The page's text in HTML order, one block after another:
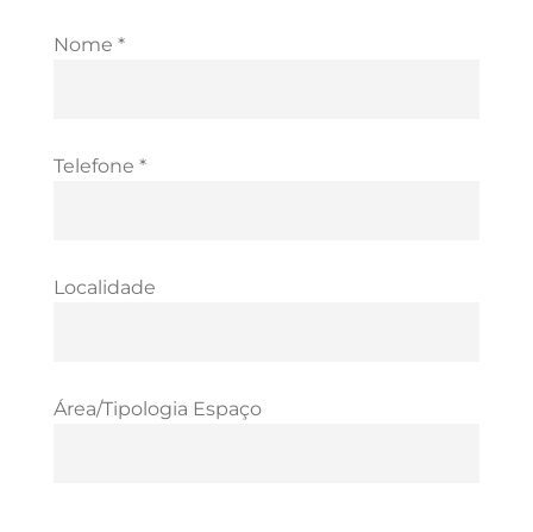
Nome *
Telefone *
Localidade
Área/Tipologia Espaço